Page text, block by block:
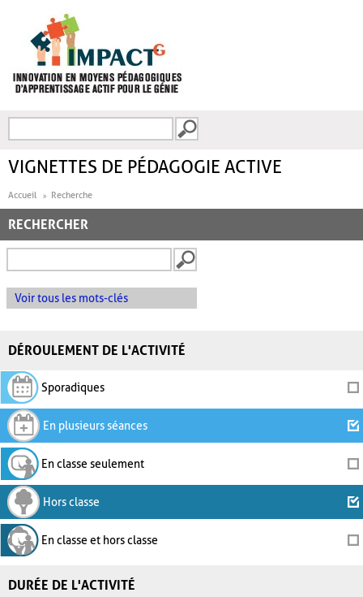
FORMULAIRE DE
VIGNETTES DE PÉDAGOGIE ACTIVE
Accueil Recherche
RECHERCHER
Voir tous les mots-clés
DÉROULEMENT DE L'ACTIVITÉ
Sporadiques
En plusieurs séances
En classe seulement
Hors classe
En classe et hors classe
DURÉE DE L'ACTIVITÉ